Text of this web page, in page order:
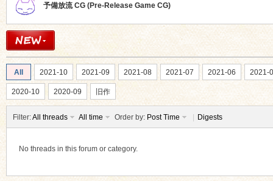
予備放流 CG (Pre-Release Game CG)
All 2021-10 2021-09 2021-08 2021-07 2021-06 2021-
2020-10 2020-09 旧作
Filter:All threads All time Order by: Post Time Digests
No threads in this forum or category.